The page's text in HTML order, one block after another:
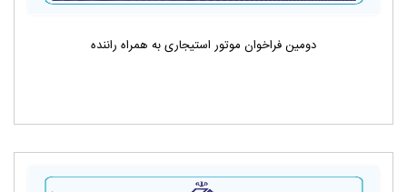
دومین فراخوان موتور استیجاری به همراه راننده